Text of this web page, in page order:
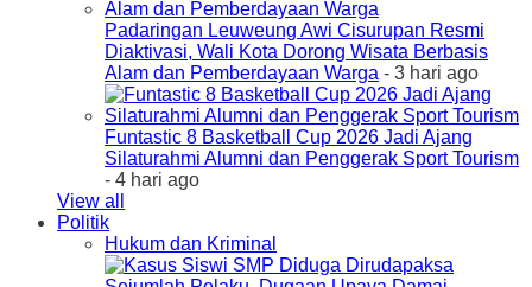
Padaringan Leuweung Awi Cisurupan Resmi
Diaktivasi, Wali Kota Dorong Wisata Berbasis
Alam dan Pemberdayaan Warga - 3 hari ago
Funtastic 8 Basketball Cup 2026 Jadi Ajang
Silaturahmi Alumni dan Penggerak Sport Tourism
- 4 hari ago
View all
Politik
Hukum dan Kriminal